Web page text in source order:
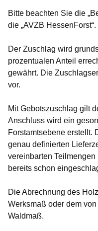
Bitte beachten Sie die „
die „AVZB HessenForst“.
Der Zuschlag wird
prozentualen Anteil
gewährt. Die
vor.
Mit Gebotszuschlag gilt
Anschluss wird ein
Forstamtsebene erstellt.
genau definierten
vereinbarten
bereits schon
Die Abrechnung des
Werksmaß oder dem
Waldmaß.